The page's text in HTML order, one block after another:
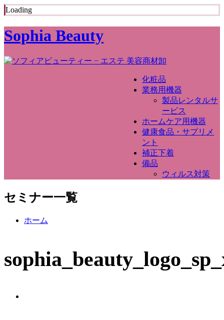
Loading
Sophia Beauty
化粧品
業務用機器
製品レンタルサ
ービス
ホームケア用機器
健康食品・サプリメ
ント
補正下着
備品
ウィルス対策
セミナー一覧
ホーム